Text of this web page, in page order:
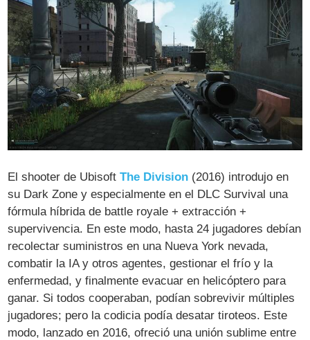
El shooter de UbisoftThe Division (2016) introdujo en
su Dark Zone y especialmente en el DLC Survival una
fórmula híbrida de battle royale + extracción +
supervivencia. En este modo, hasta 24 jugadores debían
recolectar suministros en una Nueva York nevada,
combatir la IA y otros agentes, gestionar el frío y la
enfermedad, y finalmente evacuar en helicóptero para
ganar. Si todos cooperaban, podían sobrevivir múltiples
jugadores; pero la codicia podía desatar tiroteos. Este
modo, lanzado en 2016, ofreció una unión sublime entre